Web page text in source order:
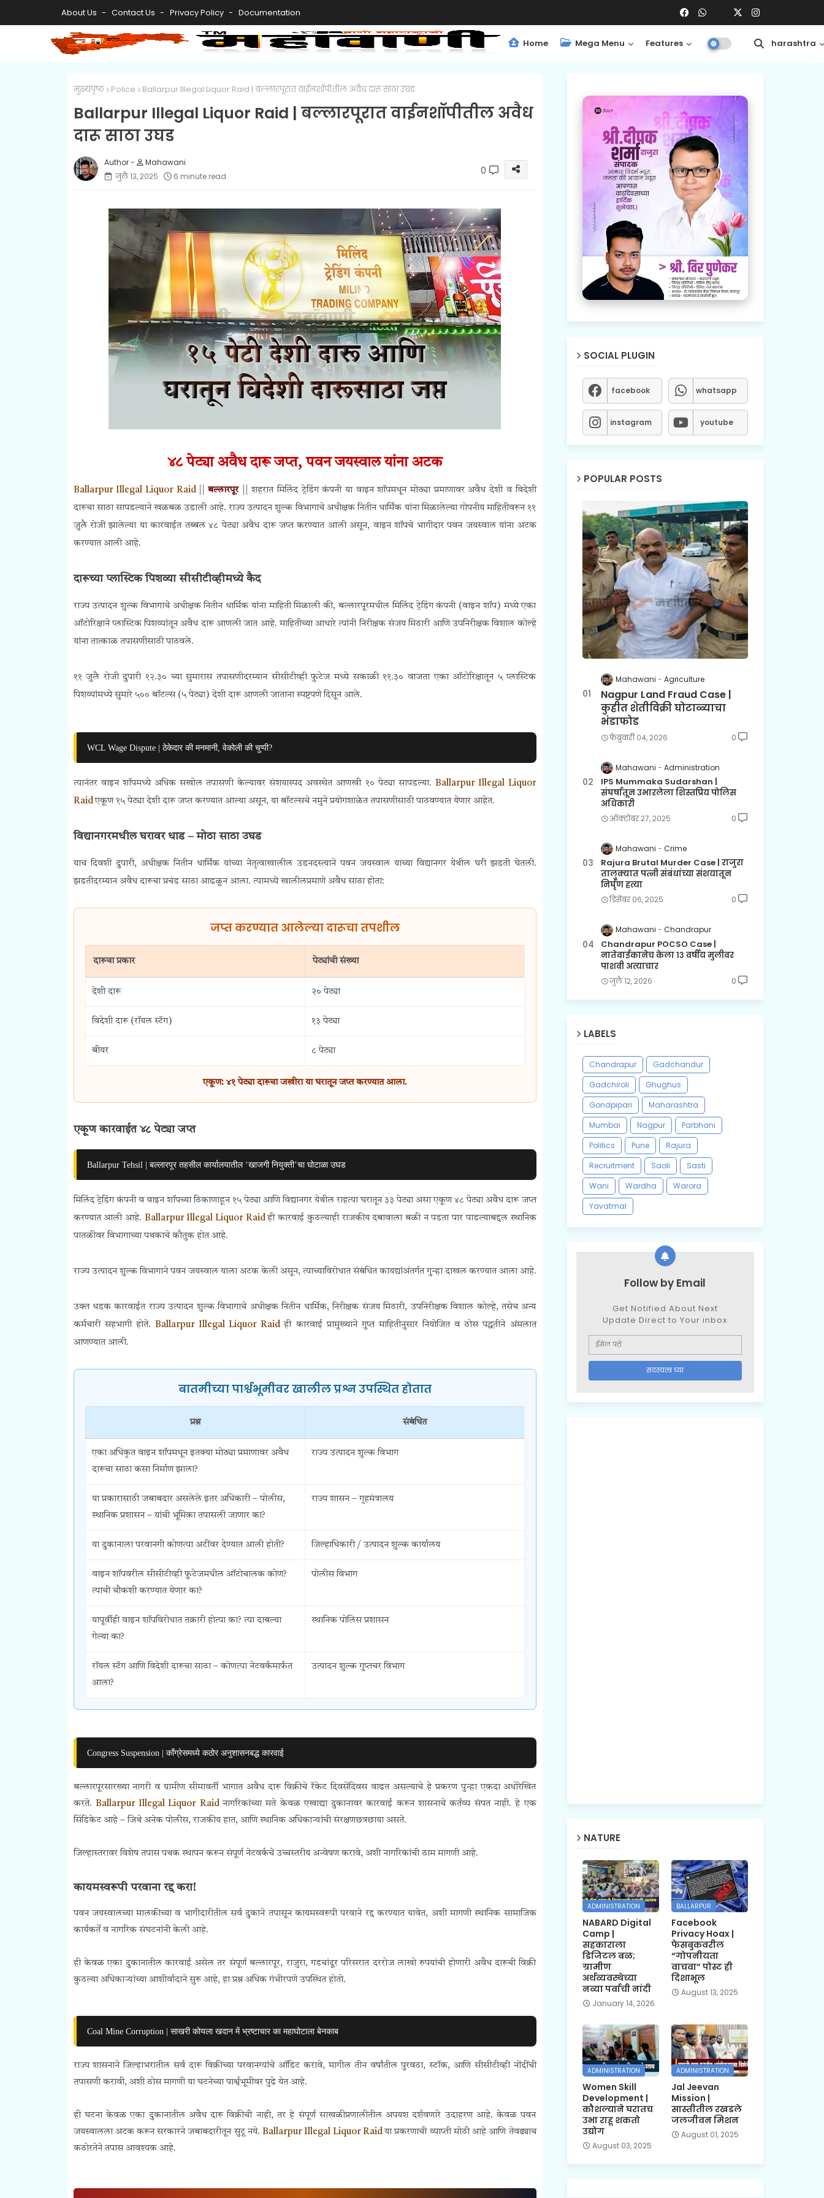
About Us Contact Us Privacy Policy Documentation
Home Mega Menu Features Central Maharashtra
मुख्यपृष्ठ Police Ballarpur Illegal Liquor Raid | बल्लारपूरात वाईनशॉपीतील अवैध दारू साठा उघड
Ballarpur Illegal Liquor Raid | बल्लारपूरात वाईनशॉपीतील अवैध
दारू साठा उघड
Mahawani
जुलै १३, २०२५
6 minute read 0
४८ पेट्या अवैध दारू जप्त, पवन जयस्वाल यांना अटक
Ballarpur Illegal Liquor Raid| बल्लारपूर||शहरात मिलिंद ट्रेडिंग कंपनी या वाइन शॉपमधून मोठ्या प्रमाणावर अवैध देशी व विदेशी
दारूचा साठा सापडल्याने खळबळ उडाली आहे. राज्य उत्पादन शुल्क विभागाचे अधीक्षक नितीन धार्मिक यांना मिळालेल्या गोपनीय माहितीवरून ११
जुलै रोजी झालेल्या या कारवाईत तब्बल ४८ पेट्या अवैध दारू जप्त करण्यात आली असून, वाइन शॉपचे भागीदार पवन जयस्वाल यांना अटक
करण्यात आली आहे.
दारूच्या प्लास्टिक पिशव्या सीसीटीव्हीमध्ये कैद
राज्य उत्पादन शुल्क विभागाचे अधीक्षक नितीन धार्मिक यांना माहिती मिळाली की, बल्लारपूरमधील मिलिंद ट्रेडिंग कंपनी (वाइन शॉप) मध्ये एका
ऑटोरिक्षाने प्लास्टिक पिशव्यांतून अवैध दारू आणली जात आहे. माहितीच्या आधारे त्यांनी निरीक्षक संजय मिठारी आणि उपनिरीक्षक विशाल कोल्हे
यांना तात्काळ तपासणीसाठी पाठवले.
११ जुलै रोजी दुपारी १२.३० च्या सुमारास तपासणीदरम्यान सीसीटीव्ही फुटेज मध्ये सकाळी ११.३० वाजता एका ऑटोरिक्षातून ५ प्लास्टिक
पिशव्यांमध्ये सुमारे ५०० बॉटल्स (५ पेट्या) देशी दारू आणली जाताना स्पष्टपणे दिसून आले.
WCL Wage Dispute | ठेकेदार की मनमानी, वेकोली की चुप्पी?
त्यानंतर वाइन शॉपमध्ये अधिक सखोल तपासणी केल्यावर संशयास्पद अवस्थेत आणखी १० पेट्या सापडल्या.Ballarpur Illegal Liquor
Raidएकूण १५ पेट्या देशी दारू जप्त करण्यात आल्या असून, या बॉटल्सचे नमुने प्रयोगशाळेत तपासणीसाठी पाठवण्यात येणार आहेत.
विद्यानगरमधील घरावर धाड – मोठा साठा उघड
याच दिवशी दुपारी, अधीक्षक नितीन धार्मिक यांच्या नेतृत्वाखालील उडनदस्त्याने पवन जयस्वाल याच्या विद्यानगर येथील घरी झडती घेतली.
झडतीदरम्यान अवैध दारूचा प्रचंड साठा आढळून आला. त्यामध्ये खालीलप्रमाणे अवैध साठा होता:
जप्त करण्यात आलेल्या दारूचा तपशील
दारूचा प्रकार पेट्यांची संख्या
देशी दारू २० पेट्या
विदेशी दारू (रॉयल स्टॅग) १३ पेट्या
बीयर ८ पेट्या
एकूण: ४१ पेट्या दारूचा जखीरा या घरातून जप्त करण्यात आला.
एकूण कारवाईत ४८ पेट्या जप्त
Ballarpur Tehsil | बल्लारपूर तहसील कार्यालयातील ‘खाजगी नियुक्ती’चा घोटाळा उघड
मिलिंद ट्रेडिंग कंपनी व वाइन शॉपच्या ठिकाणाहून १५ पेट्या आणि विद्यानगर येथील राहत्या घरातून ३३ पेट्या असा एकूण ४८ पेट्या अवैध दारू जप्त
करण्यात आली आहे. Ballarpur Illegal Liquor Raidही कारवाई कुठल्याही राजकीय दबावाला बळी न पडता पार पाडल्याबद्दल स्थानिक
पातळीवर विभागाच्या पथकाचे कौतुक होत आहे.
राज्य उत्पादन शुल्क विभागाने पवन जयस्वाल याला अटक केली असून, त्याच्याविरोधात संबंधित कायद्यांअंतर्गत गुन्हा दाखल करण्यात आला आहे.
उक्त धडक कारवाईत राज्य उत्पादन शुल्क विभागाचे अधीक्षक नितीन धार्मिक, निरीक्षक संजय मिठारी, उपनिरीक्षक विशाल कोल्हे, तसेच अन्य
कर्मचारी सहभागी होते. Ballarpur Illegal Liquor Raidही कारवाई प्रामुख्याने गुप्त माहितीनुसार नियोजित व ठोस पद्धतीने अंमलात
आणण्यात आली.
बातमीच्या पार्श्वभूमीवर खालील प्रश्न उपस्थित होतात
प्रश्न संबंधित
एका अधिकृत वाइन शॉपमधून इतक्या मोठ्या प्रमाणावर अवैध
दारूचा साठा कसा निर्माण झाला?
राज्य उत्पादन शुल्क विभाग
या प्रकारासाठी जबाबदार असलेले इतर अधिकारी – पोलीस,
स्थानिक प्रशासन – यांची भूमिका तपासली जाणार का?
राज्य शासन – गृहमंत्रालय
या दुकानाला परवानगी कोणत्या अटींवर देण्यात आली होती? जिल्हाधिकारी / उत्पादन शुल्क कार्यालय
वाइन शॉपवरील सीसीटीव्ही फुटेजमधील ऑटोचालक कोण?
त्याची चौकशी करण्यात येणार का?
पोलीस विभाग
यापूर्वीही वाइन शॉपविरोधात तक्रारी होत्या का? त्या दाबल्या
गेल्या का?
स्थानिक पोलिस प्रशासन
रॉयल स्टॅग आणि विदेशी दारूचा साठा – कोणत्या नेटवर्कमार्फत
आला?
उत्पादन शुल्क गुप्तचर विभाग
Congress Suspension | काँग्रेसमध्ये कठोर अनुशासनबद्ध कारवाई
बल्लारपूरसारख्या नागरी व ग्रामीण सीमावर्ती भागात अवैध दारू विक्रीचे रॅकेट दिवसेंदिवस वाढत असल्याचे हे प्रकरण पुन्हा एकदा अधोरेखित
करते. Ballarpur Illegal Liquor Raidनागरिकांच्या मते केवळ एखाद्या दुकानावर कारवाई करून शासनाचे कर्तव्य संपत नाही. हे एक
सिंडिकेट आहे – जिथे अनेक पोलीस, राजकीय हात, आणि स्थानिक अधिकाऱ्यांची संरक्षणछत्रछाया असते.
जिल्हास्तरावर विशेष तपास पथक स्थापन करून संपूर्ण नेटवर्कचे उच्चस्तरीय अन्वेषण करावे, अशी नागरिकांची ठाम मागणी आहे.
कायमस्वरूपी परवाना रद्द करा!
पवन जयस्वालच्या मालकीच्या व भागीदारीतील सर्व दुकाने तपासून कायमस्वरूपी परवाने रद्द करण्यात यावेत, अशी मागणी स्थानिक सामाजिक
कार्यकर्ते व नागरिक संघटनांनी केली आहे.
ही केवळ एका दुकानातील कारवाई असेल तर संपूर्ण बल्लारपूर, राजुरा, गडचांदूर परिसरात दररोज लाखो रुपयांची होणारी अवैध दारूची विक्री
कुठल्या अधिकाऱ्यांच्या आशीर्वादाने सुरू आहे, हा प्रश्न अधिक गंभीरपणे उपस्थित होतो.
Coal Mine Corruption | साखरी कोयला खदान में भ्रष्टाचार का महाघोटाला बेनकाब
राज्य शासनाने जिल्हाभरातील सर्व दारू विक्रीच्या परवानग्यांचे ऑडिट करावे, मागील तीन वर्षांतील पुरवठा, स्टॉक, आणि सीसीटीव्ही नोंदींची
तपासणी करावी, अशी ठोस मागणी या घटनेच्या पार्श्वभूमीवर पुढे येत आहे.
ही घटना केवळ एका दुकानातील अवैध दारू विक्रीची नाही, तर हे संपूर्ण साखळीप्रणालीतील अपयश दर्शवणारे उदाहरण आहे. केवळ पवन
जयस्वालला अटक करून सरकारने जबाबदारीतून सुटू नये.Ballarpur Illegal Liquor Raidया प्रकरणाची व्याप्ती मोठी आहे आणि तेवढ्याच
कठोरतेने तपास आवश्यक आहे.
SOCIAL PLUGIN
facebook whatsapp
instagram youtube
POPULAR POSTS
Mahawani Agriculture
Nagpur Land Fraud Case |
कुहीत शेतीविक्री घोटाळ्याचा
भंडाफोड
फेब्रुवारी ०४, २०२६ 0
Mahawani Administration
IPS Mummaka Sudarshan |
संघर्षातून उभारलेला शिस्तप्रिय पोलिस
अधिकारी
ऑक्टोबर २७, २०२५ 0
Mahawani Crime
Rajura Brutal Murder Case | राजुरा
तालुक्यात पत्नी संबंधांच्या संशयातून
निर्घृण हत्या
डिसेंबर ०६, २०२५ 0
Mahawani Chandrapur
Chandrapur POCSO Case |
नातेवाईकानेच केला १३ वर्षीय मुलीवर
पाशवी अत्याचार
जुलै १२, २०२६ 0
LABELS
Chandrapur
Gadchandur
Gadchiroli
Ghughus
Gondpipari
Maharashtra
Mumbai
Nagpur
Parbhani
Politics
Pune
Rajura
Recruitment
Saoli
Sasti
Wani
Wardha
Warora
Yavatmal
Follow by Email
Get Notified About Next
Update Direct to Your inbox
NATURE
ADMINISTRATION
NABARD Digital
Camp |
सहकाराला
डिजिटल बळ;
ग्रामीण
अर्थव्यवस्थेच्या
नव्या पर्वाची नांदी
January 14, 2026
BALLARPUR
Facebook
Privacy Hoax |
फेसबुकवरील
“गोपनीयता
वाचवा” पोस्ट ही
दिशाभूल
August 13, 2025
ADMINISTRATION
Women Skill
Development |
कौशल्याने घरातच
उभा राहू शकतो
उद्योग
August 03, 2025
ADMINISTRATION
Jal Jeevan
Mission |
सास्तीतील रखडले
जलजीवन मिशन
August 01, 2025